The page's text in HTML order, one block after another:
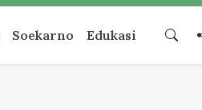
Soekarno Edukasi